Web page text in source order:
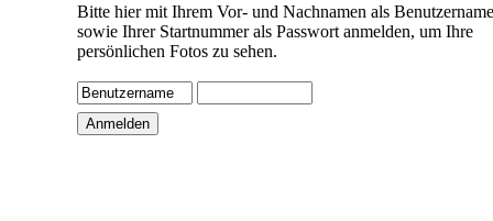
Bitte hier mit Ihrem Vor- und Nachnamen als
sowie Ihrer Startnummer als Passwort anmelden, um Ihre
persönlichen Fotos zu sehen.